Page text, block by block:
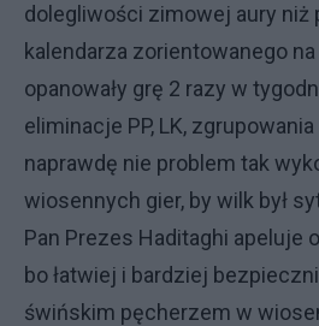
dolegliwości zimowej aury niż
kalendarza zorientowanego na
opanowały grę 2 razy w
eliminacje PP, LK,
naprawdę nie problem tak
wiosennych gier, by wilk był
Pan Prezes Haditaghi apeluje
bo łatwiej i bardziej
świńskim pęcherzem w